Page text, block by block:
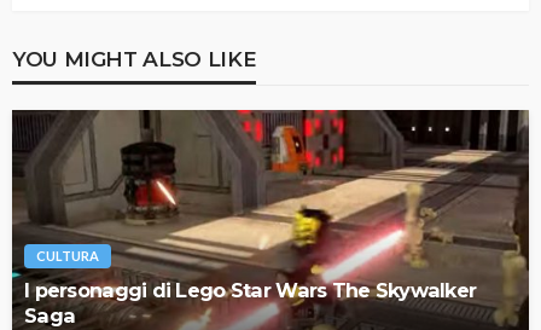
YOU MIGHT ALSO LIKE
CULTURA
I personaggi di Lego Star Wars The Skywalker
Saga